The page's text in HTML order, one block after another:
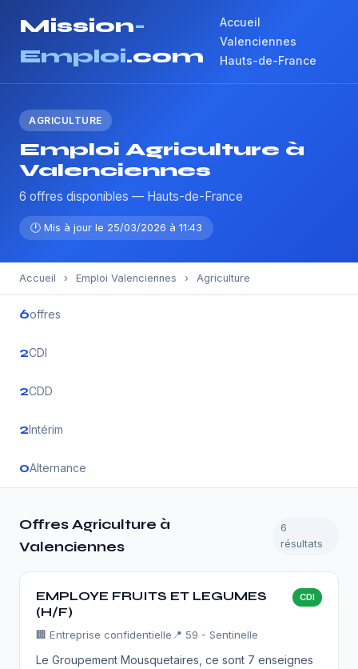
Mission-
Emploi.com
Accueil
Valenciennes
Hauts-de-France
AGRICULTURE
Emploi Agriculture à
Valenciennes
6 offres disponibles — Hauts-de-France
🕐 Mis à jour le 25/03/2026 à 11:43
Accueil › Emploi Valenciennes › Agriculture
6offres
2CDI
2CDD
2Intérim
0Alternance
Offres Agriculture à
Valenciennes
6
résultats
EMPLOYE FRUITS ET LEGUMES
(H/F)
CDI
🏢 Entreprise confidentielle 📍 59 - Sentinelle
Le Groupement Mousquetaires, ce sont 7 enseignes